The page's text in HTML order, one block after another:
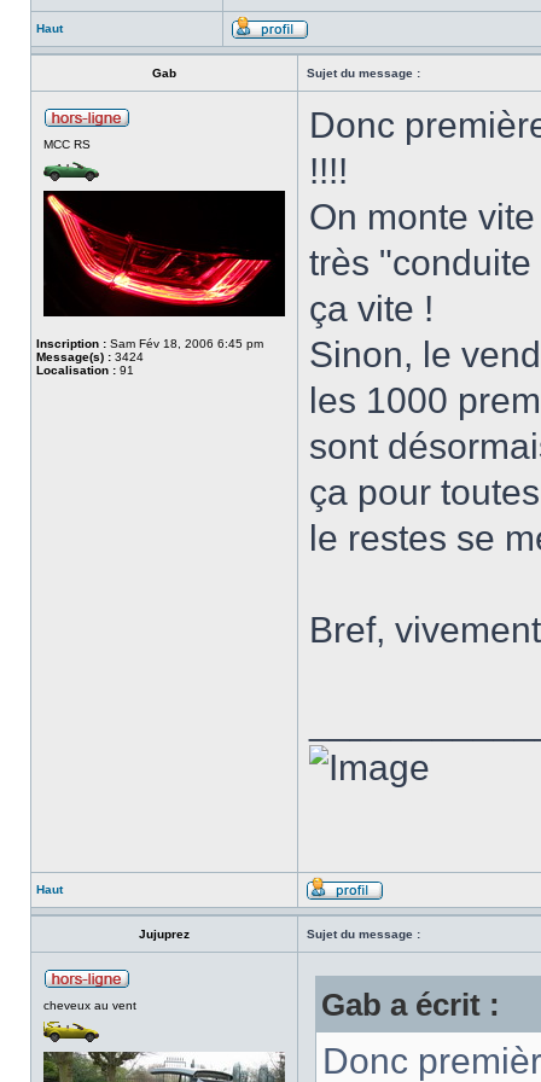
Haut
Gab Sujet du message :
MCC RS
Inscription : Sam Fév 18, 2006 6:45 pm
Message(s) : 3424
Localisation : 91
Donc
!!!!
On monte
très
ça vite !
Sinon, le
les 1000
sont
ça pour
le restes se
Bref,
Haut
Jujuprez Sujet du message :
cheveux au vent Gab a écrit :
Donc